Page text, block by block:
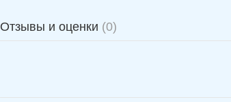
Отзывы и оценки (0)